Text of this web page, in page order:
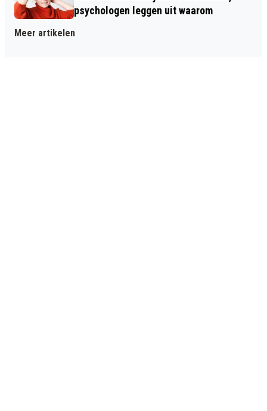
psychologen leggen uit waarom
Meer artikelen